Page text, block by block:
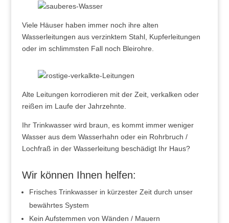
Viele Häuser haben immer noch ihre alten
Wasserleitungen aus verzinktem Stahl, Kupferleitungen
oder im schlimmsten Fall noch Bleirohre.
Alte Leitungen korrodieren mit der Zeit, verkalken oder
reißen im Laufe der Jahrzehnte.
Ihr Trinkwasser wird braun, es kommt immer weniger
Wasser aus dem Wasserhahn oder ein Rohrbruch /
Lochfraß in der Wasserleitung beschädigt Ihr Haus?
Wir können Ihnen helfen:
Frisches Trinkwasser in kürzester Zeit durch unser
bewährtes System
Kein Aufstemmen von Wänden / Mauern